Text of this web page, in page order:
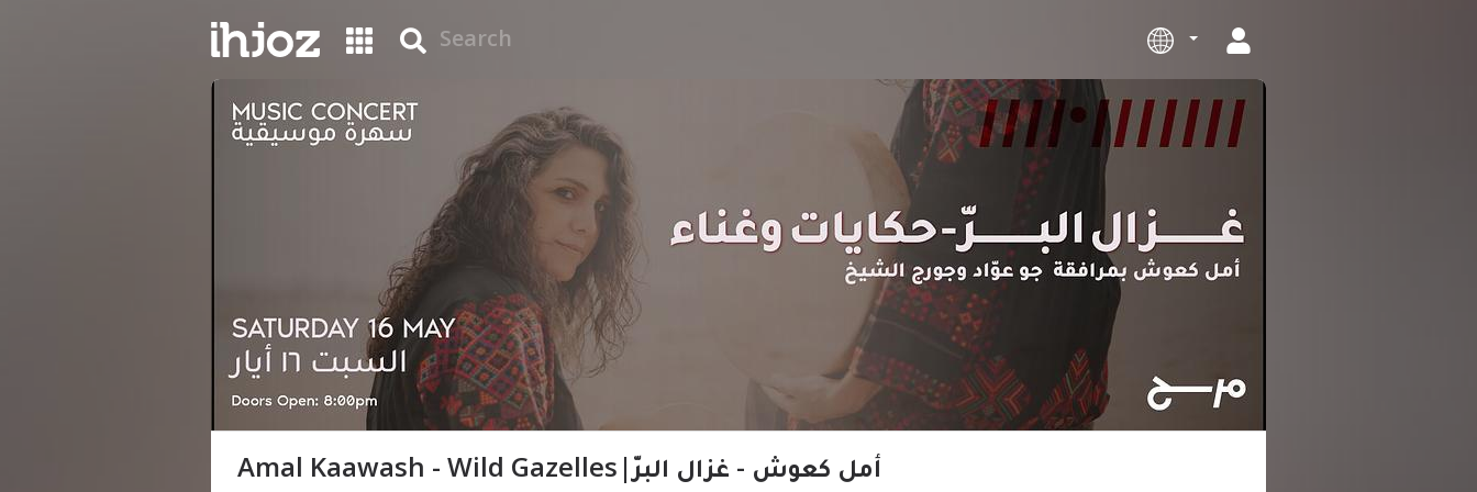
Amal Kaawash - Wild Gazelles|أمل كعوش - غزال البرّ